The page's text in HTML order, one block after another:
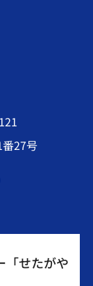
27号
「せたがや